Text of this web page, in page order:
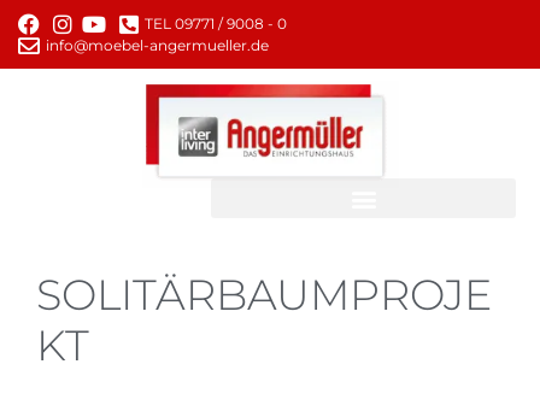
TEL 09771 / 9008 - 0
info@moebel-angermueller.de
SOLITÄRBAUMPROJE
KT